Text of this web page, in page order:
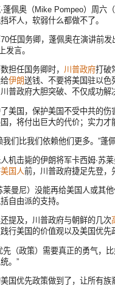
蓬佩奥（Mike Pompeo）周六
坏人，软弱什么都做不了。
任国务卿，蓬佩奥在演讲前
发言。
担任国务卿时， 川普政府打破
伊朗送钱、不要将美国驻以色
普政府大胆突破、不仅成功解
美国，保护美国不受中共的
，将付出巨大的代价；实力才
我们比我们依赖他们更多。”蓬
机击毙的伊朗将军卡西姆‧苏
美国人前，川普政府捷足先登，
莱曼尼）没能再给美国人或其
自由派的支持。
提及，川普政府与朝鲜的几次
行美国的价值观以及美国优先
先（政策）需要真正的勇气，
。”
国优先政策做到了，让所有